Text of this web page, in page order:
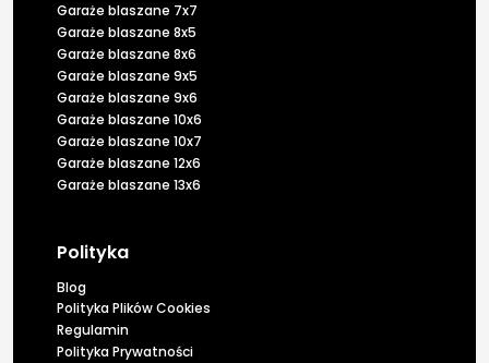
Garaże blaszane 7x7
Garaże blaszane 8x5
Garaże blaszane 8x6
Garaże blaszane 9x5
Garaże blaszane 9x6
Garaże blaszane 10x6
Garaże blaszane 10x7
Garaże blaszane 12x6
Garaże blaszane 13x6
Polityka
Blog
Polityka Plików Cookies
Regulamin
Polityka Prywatności